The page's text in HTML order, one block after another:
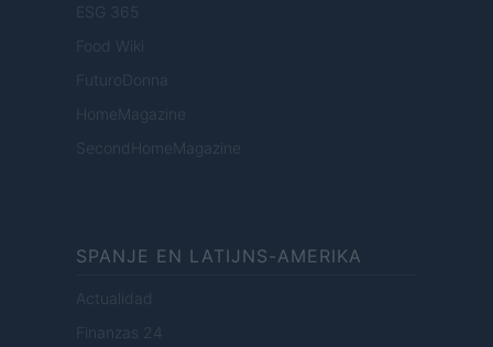
ESG 365
Food Wiki
FuturoDonna
HomeMagazine
SecondHomeMagazine
SPANJE EN LATIJNS-AMERIKA
Actualidad
Finanzas 24